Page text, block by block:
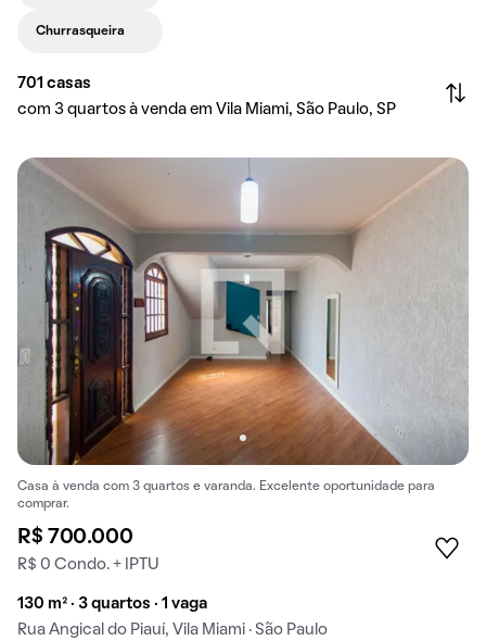
Churrasqueira
701 casas
com 3 quartos à venda em Vila Miami, São Paulo, SP
Casa à venda com 3 quartos e varanda. Excelente oportunidade para
comprar.
R$ 700.000
R$ 0 Condo. + IPTU
130 m² · 3 quartos · 1 vaga
Rua Angical do Piauí, Vila Miami · São Paulo